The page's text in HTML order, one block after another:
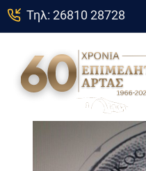
Τηλ: 26810 28728